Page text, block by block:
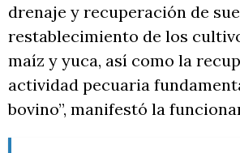
drenaje y recuperación de
restablecimiento de los
maíz y yuca, así como la
actividad pecuaria
bovino”, manifestó la